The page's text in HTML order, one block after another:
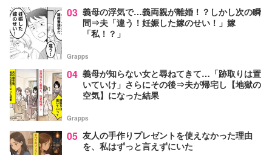
03 義母の浮気で…義両親が離婚！？しかし次の瞬
間⇒夫「違う！妊娠した嫁のせい！」嫁
「私！？」
Grapps
04 義母が知らない女と尋ねてきて…「跡取りは置
いていけ」さらにその後⇒夫が帰宅し【地獄の
空気】になった結果
Grapps
05 友人の手作りプレゼントを使えなかった理由
を、私はずっと言えずにいた